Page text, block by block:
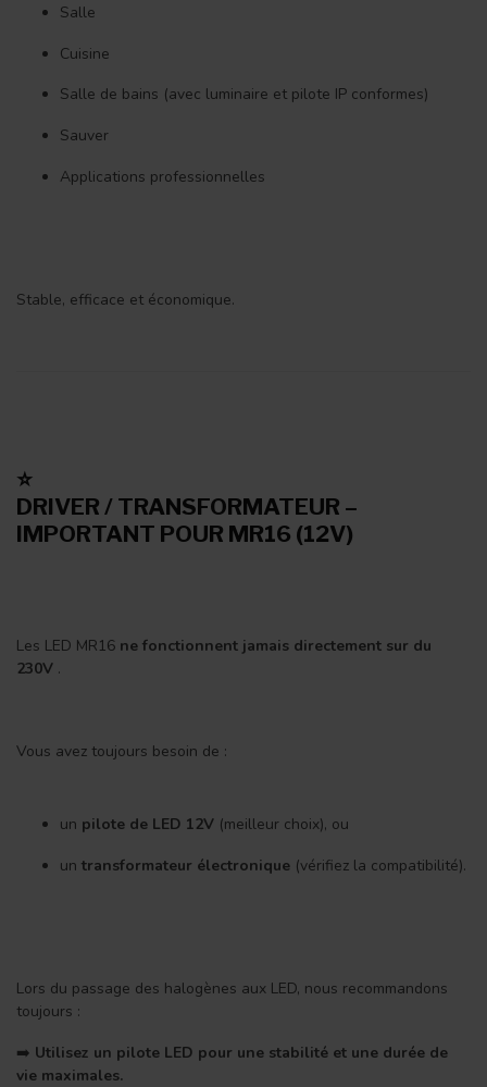
Salle
Cuisine
Salle de bains (avec luminaire et pilote IP conformes)
Sauver
Applications professionnelles
Stable, efficace et économique.
⭐
DRIVER / TRANSFORMATEUR –
IMPORTANT POUR MR16 (12V)
Les LED MR16 ne fonctionnent jamais directement sur du
230V .
Vous avez toujours besoin de :
un pilote de LED 12V (meilleur choix), ou
un transformateur électronique (vérifiez la compatibilité).
Lors du passage des halogènes aux LED, nous recommandons
toujours :
➡️ Utilisez un pilote LED pour une stabilité et une durée de
vie maximales.